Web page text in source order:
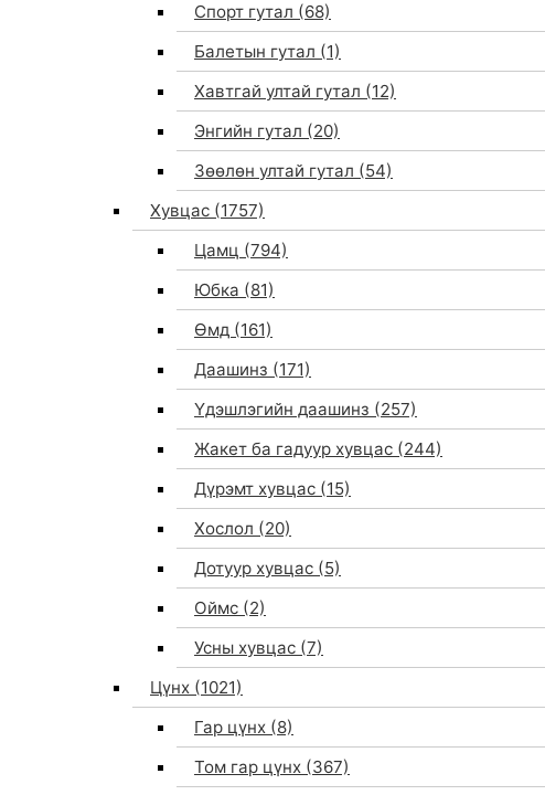
Спорт гутал (68)
Балетын гутал (1)
Хавтгай ултай гутал (12)
Энгийн гутал (20)
Зөөлөн ултай гутал (54)
Хувцас (1757)
Цамц (794)
Юбка (81)
Өмд (161)
Даашинз (171)
Үдэшлэгийн даашинз (257)
Жакет ба гадуур хувцас (244)
Дүрэмт хувцас (15)
Хослол (20)
Дотуур хувцас (5)
Оймс (2)
Усны хувцас (7)
Цүнх (1021)
Гар цүнх (8)
Том гар цүнх (367)